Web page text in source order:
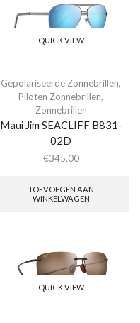
QUICK VIEW
Gepolariseerde Zonnebrillen,
Piloten Zonnebrillen,
Zonnebrillen
Maui Jim SEACLIFF B831-
02D
€345.00
TOEVOEGEN AAN
WINKELWAGEN
QUICK VIEW